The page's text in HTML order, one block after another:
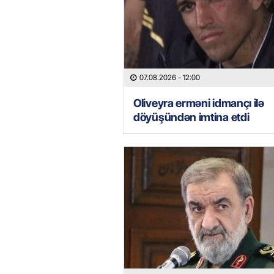
07.08.2026 - 12:00
Oliveyra erməni idmançı ilə
döyüşündən imtina etdi